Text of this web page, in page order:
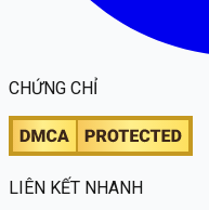
CHỨNG CHỈ
LIÊN KẾT NHANH